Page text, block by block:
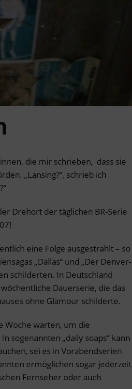
die mir schrieben, dass sie
„Lansing?“, schrieb ich
Drehort der täglichen BR-Serie
eine Folge ausgestrahlt – so
„Dallas“ und „Der Denver-
schilderten. In Deutschland
Dauerserie, die das
ohne Glamour schilderte.
Woche warten, um die
sogenannten „daily soaps“ kann
sei es in Vorabendserien
ermöglichen sogar jederzeit
Fernseher oder auch